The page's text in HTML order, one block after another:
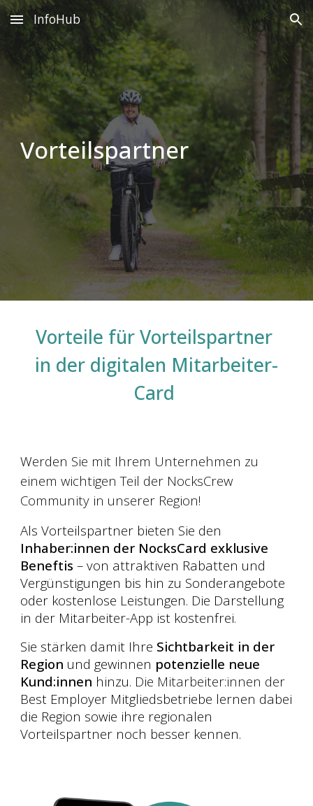
Skip to main content Skip to navigation
InfoHub
Vorteilspartner
Vorteile für Vorteilspartner
in der digitalen Mitarbeiter-
Card
Werden Sie mit Ihrem Unternehmen zu
einem wichtigen Teil der NocksCrew
Community in unserer Region!
Als Vorteilspartner bieten Sie den
Inhaber:innen der NocksCard exklusive
Beneftis – von attraktiven Rabatten und
Vergünstigungen bis hin zu Sonderangebote
oder kostenlose Leistungen. Die Darstellung
in der Mitarbeiter-App ist kostenfrei.
Sie stärken damit Ihre Sichtbarkeit in der
Region und gewinnen potenzielle neue
Kund:innen hinzu. Die Mitarbeiter:innen der
Best Employer Mitgliedsbetriebe lernen dabei
die Region sowie ihre regionalen
Vorteilspartner noch besser kennen.